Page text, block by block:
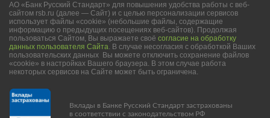
АО «Банк Русский Стандарт» для повышения удобства работы с веб-
сайтом rsb.ru (далее — Сайт) и с целью персонализации сервисов
использует файлы «cookie» (небольшие файлы, содержащие
информацию о предыдущих посещениях веб-сайтов). Продолжая
пользоваться Сайтом, Вы выражаете своё согласие на обработку
данных пользователя Сайта. В случае несогласия с обработкой Ваших
пользовательских данных Вы можете отключить сохранение файлов
«cookie» в настройках Вашего браузера. В этом случае работа
некоторых сервисов на Сайте может быть ограничена.
Вклады в Банке Русский Стандарт застрахованы
в соответствии с законодательством РФ